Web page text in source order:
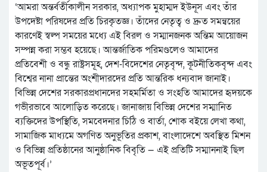
‘আমরা অন্তর্বর্তীকালীন সরকার, অধ্যাপক মুহাম্মদ ইউনূস এবং তাঁর
উপদেষ্টা পরিষদের প্রতি চিরকৃতজ্ঞ। তাঁদের নেতৃত্ব ও দ্রুত সমন্বয়ের
কারণেই স্বল্প সময়ের মধ্যে এই বিরল ও সম্মানজনক অন্তিম আয়োজন
সম্পন্ন করা সম্ভব হয়েছে। আন্তর্জাতিক পরিমণ্ডলেও আমাদের
প্রতিবেশী ও বন্ধু রাষ্ট্রসমূহ, দেশ-বিদেশের নেতৃবৃন্দ, কূটনীতিকবৃন্দ এবং
বিশ্বের নানা প্রান্তের অংশীদারদের প্রতি আন্তরিক ধন্যবাদ জানাই।
বিভিন্ন দেশের সরকারপ্রধানদের সহমর্মিতা ও সংহতি আমাদের হৃদয়কে
গভীরভাবে আলোড়িত করেছে। জানাজায় বিভিন্ন দেশের সম্মানিত
ব্যক্তিদের উপস্থিতি, সমবেদনার চিঠি ও বার্তা, শোক বইয়ে লেখা কথা,
সামাজিক মাধ্যমে অগণিত অনুভূতির প্রকাশ, বাংলাদেশে অবস্থিত মিশন
ও বিভিন্ন প্রতিষ্ঠানের আনুষ্ঠানিক বিবৃতি — এই প্রতিটি সম্মাননাই ছিল
অভূতপূর্ব।’